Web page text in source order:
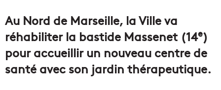
Au Nord de Marseille, la Ville va
réhabiliter la bastide Massenet (14e)
pour accueillir un nouveau centre de
santé avec son jardin thérapeutique.